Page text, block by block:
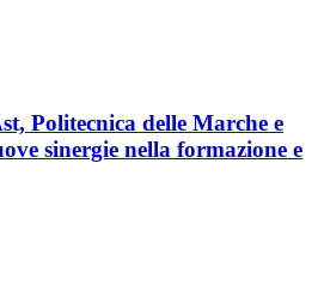
Politecnica delle Marche e
sinergie nella formazione e